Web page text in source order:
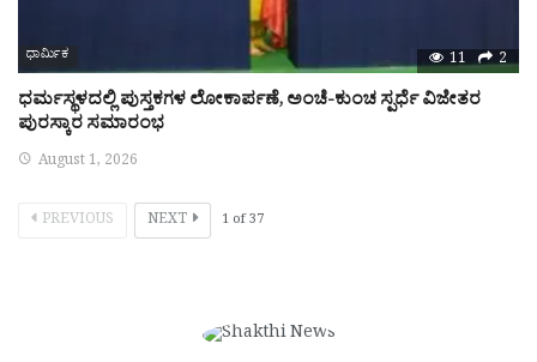
ಧಾರ್ಮಿಕ 11 2
ಧರ್ಮಸ್ಥಳದಲ್ಲಿ ಪುಸ್ತಕಗಳ ಲೋಕಾರ್ಪಣೆ, ಅಂಚೆ-ಕುಂಚ ಸ್ಪರ್ಧೆ ವಿಜೇತರ
ಪುರಸ್ಕಾರ ಸಮಾರಂಭ
August 1, 2026
PREVIOUS NEXT 1 of37